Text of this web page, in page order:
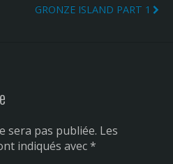
GRONZE ISLAND PART 1
sera pas publiée. Les
indiqués avec*